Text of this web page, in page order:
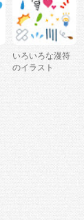
いろいろな漫符
のイラスト